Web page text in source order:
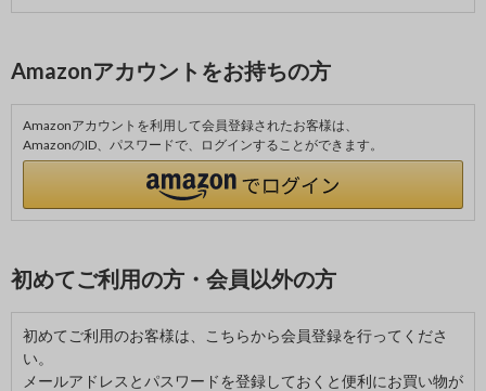
Amazonアカウントをお持ちの方
Amazonアカウントを利用して会員登録されたお客様は、
AmazonのID、パスワードで、ログインすることができます。
初めてご利用の方・会員以外の方
初めてご利用のお客様は、こちらから会員登録を行ってくださ
い。
メールアドレスとパスワードを登録しておくと便利にお買い物が